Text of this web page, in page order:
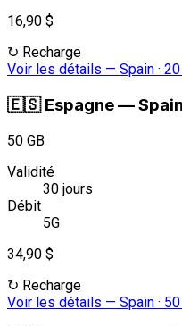
16,90 $
↻ Recharge
Voir les détails — Spain ·
🇪🇸 Espagne—
50 GB
Validité
30 jours
Débit
5G
34,90 $
↻ Recharge
Voir les détails — Spain ·